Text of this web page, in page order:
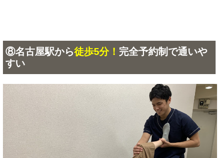
⑧名古屋駅から徒歩5分！ 完全予約制で通いや
すい